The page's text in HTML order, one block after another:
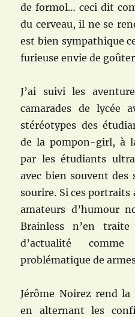
de formol… ceci dit
du cerveau, il ne se
est bien sympathique
furieuse envie de
J’ai suivi les
camarades de lycée
stéréotypes des
de la pompon-girl, à
par les étudiants
avec bien souvent
sourire. Si ces
amateurs d’humour
Brainless n’en
d’actualité
problématique de
Jérôme Noirez rend
en alternant les